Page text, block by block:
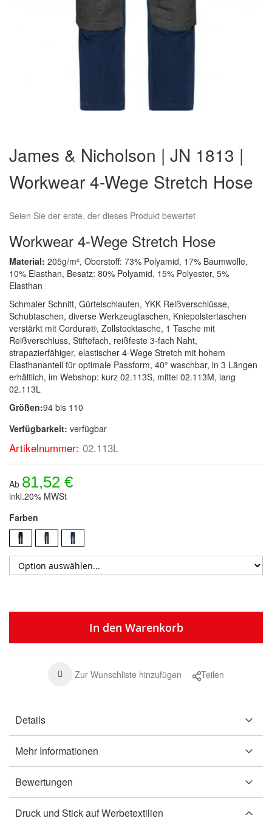
der
Bildergalerie
springen
James & Nicholson | JN 1813 |
Workwear 4-Wege Stretch Hose
Seien Sie der erste, der dieses Produkt bewertet
Workwear 4-Wege Stretch Hose
Material: 205g/m², Oberstoff: 73% Polyamid, 17% Baumwolle,
10% Elasthan, Besatz: 80% Polyamid, 15% Polyester, 5%
Elasthan
Schmaler Schnitt, Gürtelschlaufen, YKK Reißverschlüsse,
Schubtaschen, diverse Werkzeugtaschen, Kniepolstertaschen
verstärkt mit Cordura®, Zollstocktasche, 1 Tasche mit
Reißverschluss, Stiftefach, reißfeste 3-fach Naht,
strapazierfähiger, elastischer 4-Wege Stretch mit hohem
Elasthananteil für optimale Passform, 40° waschbar, in 3 Längen
erhältlich, im Webshop: kurz 02.113S, mittel 02.113M, lang
02.113L
Größen:94 bis 110
Verfügbarkeit: verfügbar
Artikelnummer: 02.113L
Ab 81,52 €
inkl.20% MWSt
Farben
In den Warenkorb
Zur Wunschliste hinzufügen Teilen
Details
Mehr Informationen
Bewertungen
Druck und Stick auf Werbetextilien